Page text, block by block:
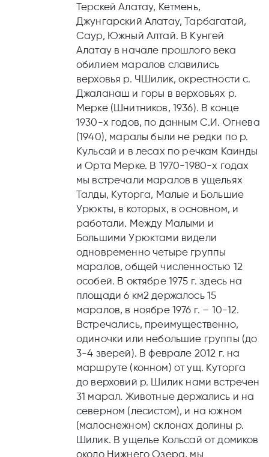
Терскей Алатау, Кетмень,
Джунгарский Алатау, Тарбагатай,
Саур, Южный Алтай. В Кунгей
Алатау в начале прошлого века
обилием маралов славились
верховья р. ЧШилик, окрестности с.
Джаланаш и горы в верховьях р.
Мерке (Шнитников, 1936). В конце
1930-х годов, по данным С.И. Огнева
(1940), маралы были не редки по р.
Кульсай и в лесах по речкам Каинды
и Орта Мерке. В 1970-1980-х годах
мы встречали маралов в ущельях
Талды, Куторга, Малые и Большие
Урюкты, в которых, в основном, и
работали. Между Малыми и
Большими Урюктами видели
одновременно четыре группы
маралов, общей численностью 12
особей. В октябре 1975 г. здесь на
площади 6 км2 держалось 15
маралов, в ноябре 1976 г. – 10-12.
Встречались, преимущественно,
одиночки или небольшие группы (до
3-4 зверей). В феврале 2012 г. на
маршруте (конном) от ущ. Куторга
до верховий р. Шилик нами встречен
31 марал. Животные держались и на
северном (лесистом), и на южном
(малоснежном) склонах долины р.
Шилик. В ущелье Кольсай от домиков
около Нижнего Озера, мы